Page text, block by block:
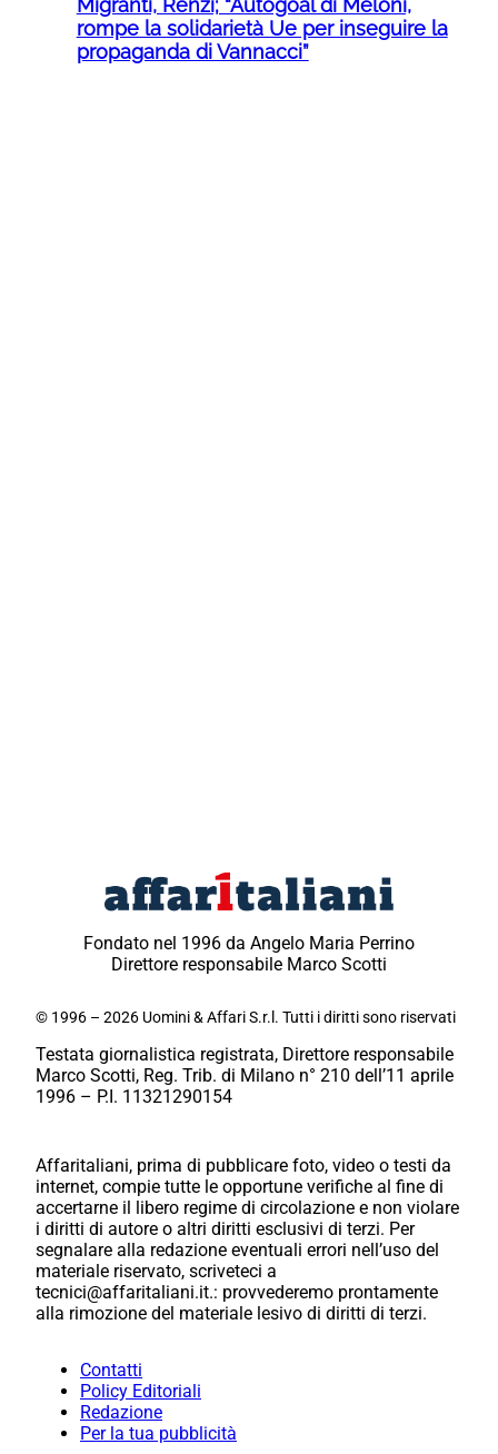
Migranti, Renzi; “Autogoal di Meloni,
rompe la solidarietà Ue per inseguire la
propaganda di Vannacci”
Fondato nel 1996 da Angelo Maria Perrino
Direttore responsabile Marco Scotti
© 1996 – 2026 Uomini & Affari S.r.l. Tutti i diritti sono riservati
Testata giornalistica registrata, Direttore responsabile
Marco Scotti, Reg. Trib. di Milano n° 210 dell’11 aprile
1996 – P.I. 11321290154
Affaritaliani, prima di pubblicare foto, video o testi da
internet, compie tutte le opportune verifiche al fine di
accertarne il libero regime di circolazione e non violare
i diritti di autore o altri diritti esclusivi di terzi. Per
segnalare alla redazione eventuali errori nell’uso del
materiale riservato, scriveteci a
tecnici@affaritaliani.it.: provvederemo prontamente
alla rimozione del materiale lesivo di diritti di terzi.
Contatti
Policy Editoriali
Redazione
Per la tua pubblicità